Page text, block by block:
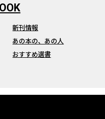
新刊情報
あの本の、あの人
おすすめ選書